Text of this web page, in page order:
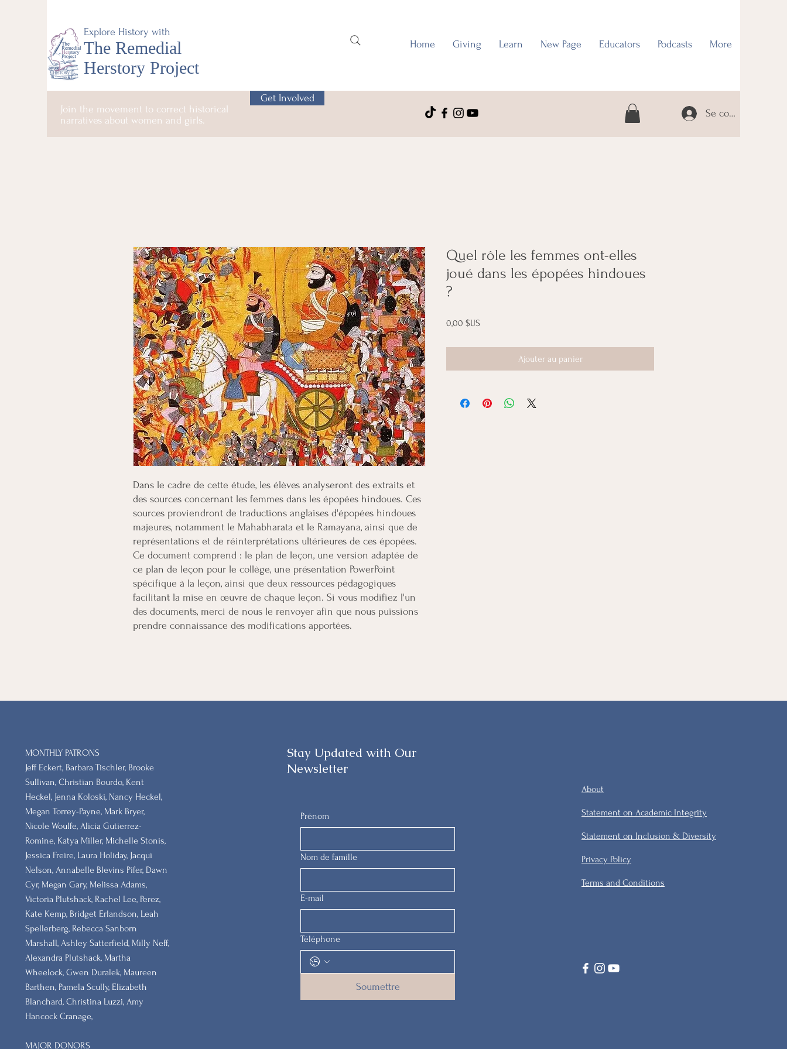
Explore History with
The Remedial
Herstory Project
Home Giving Learn New Page Educators Podcasts More
Join the movement to correct historical
narratives about women and girls.
Get Involved
Se connecter
Dans le cadre de cette étude, les élèves analyseront des extraits et
des sources concernant les femmes dans les épopées hindoues. Ces
sources proviendront de traductions anglaises d'épopées hindoues
majeures, notamment le Mahabharata et le Ramayana, ainsi que de
représentations et de réinterprétations ultérieures de ces épopées.
Ce document comprend : le plan de leçon, une version adaptée de
ce plan de leçon pour le collège, une présentation PowerPoint
spécifique à la leçon, ainsi que deux ressources pédagogiques
facilitant la mise en œuvre de chaque leçon. Si vous modifiez l'un
des documents, merci de nous le renvoyer afin que nous puissions
prendre connaissance des modifications apportées.
Quel rôle les femmes ont-elles
joué dans les épopées hindoues
?
0,00 $USPrix
Ajouter au panier
MONTHLY PATRONS
​Jeff Eckert, Barbara Tischler, Brooke
Sullivan, Christian Bourdo, Kent
Heckel, Jenna Koloski, Nancy Heckel,
Megan Torrey-Payne, Mark Bryer,
Nicole Woulfe, Alicia Gutierrez-
Romine, Katya Miller, Michelle Stonis,
Jessica Freire, Laura Holiday, Jacqui
Nelson, Annabelle Blevins Pifer, Dawn
Cyr, Megan Gary, Melissa Adams,
Victoria Plutshack, Rachel Lee, Perez,
Kate Kemp, Bridget Erlandson, Leah
Spellerberg, Rebecca Sanborn
Marshall​, Ashley Satterfield, Milly Neff,
Alexandra Plutshack, Martha
Wheelock, Gwen Duralek, Maureen
Barthen, Pamela Scully, Elizabeth
Blanchard, Christina Luzzi, Amy
Hancock Cranage,
MAJOR DONORS
Stay Updated with Our
Newsletter
Prénom
Nom de famille
E-mail
Téléphone
Soumettre
About
Statement on Academic Integrity
Statement on Inclusion & Diversity
Privacy Policy
Terms and Conditions